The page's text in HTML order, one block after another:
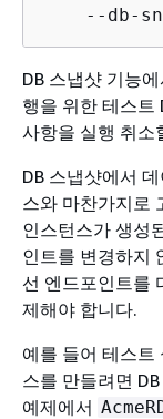
--db-
DB 스냅샷 기능
행을 위한 테스트
사항을 실행 취소
DB 스냅샷에서
스와 마찬가지로
인스턴스가 생성
인트를 변경하지
선 엔드포인트를
제해야 합니다.
예를 들어 테스트
스를 만들려면
예제에서